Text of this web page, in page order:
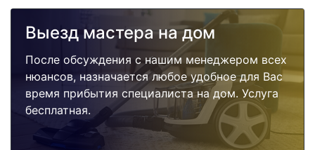
Выезд мастера на дом
После обсуждения с нашим менеджером всех
нюансов, назначается любое удобное для Вас
время прибытия специалиста на дом. Услуга
бесплатная.